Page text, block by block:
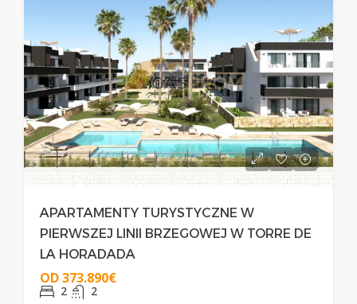
APARTAMENTY TURYSTYCZNE W
PIERWSZEJ LINII BRZEGOWEJ W TORRE DE
LA HORADADA
OD373.890€
2 2